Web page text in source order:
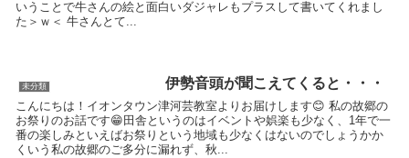
いうことで牛さんの絵と面白いダジャレもプラスして書いてくれまし
た＞ｗ＜ 牛さんとて...
未分類 伊勢音頭が聞こえてくると・・・
こんにちは！イオンタウン津河芸教室よりお届けします😊 私の故郷の
お祭りのお話です😁田舎というのはイベントや娯楽も少なく、1年で一
番の楽しみといえばお祭りという地域も少なくはないのでしょうかか
くいう私の故郷のご多分に漏れず、秋...